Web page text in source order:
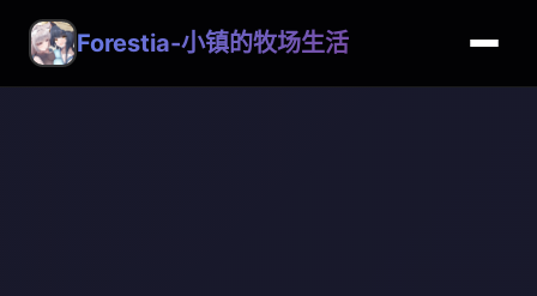
Forestia-小镇的牧场生活